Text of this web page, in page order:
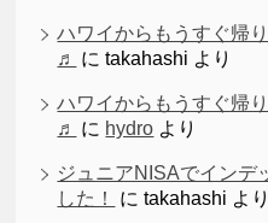
ハワイからもうすぐ帰
♬
にtakahashi より
ハワイからもうすぐ帰
♬
に hydro より
ジュニアNISAでインデ
した！
にtakahashi より